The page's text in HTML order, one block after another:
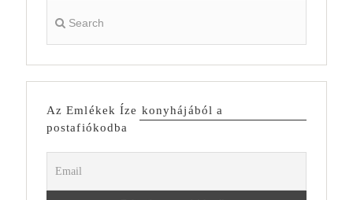
Az Emlékek Íze konyhájából a
postafiókodba